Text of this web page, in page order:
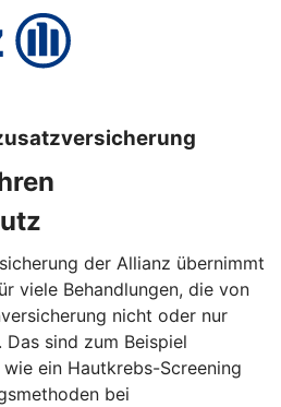
der Allianz übernimmt
viele Behandlungen, die von
nicht oder nur
sind zum Beispiel
ein Hautkrebs-Screening
bei